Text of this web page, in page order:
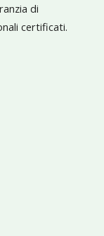
di
certificati.